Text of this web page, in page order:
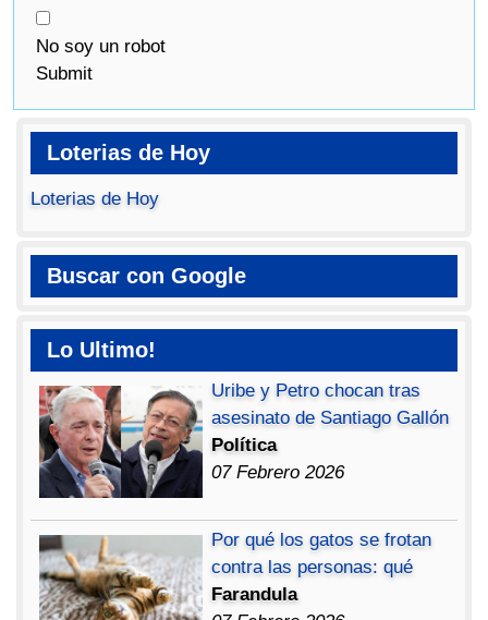
No soy un robot
Submit
Loterias de Hoy
Loterias de Hoy
Buscar con Google
Lo Ultimo!
Uribe y Petro chocan tras
asesinato de Santiago Gallón
Política
07 Febrero 2026
Por qué los gatos se frotan
contra las personas: qué
Farandula